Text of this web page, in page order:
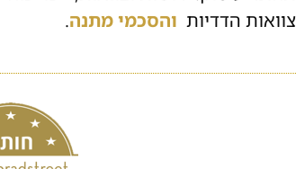
צוואות הדדיות והסכמי מתנה.